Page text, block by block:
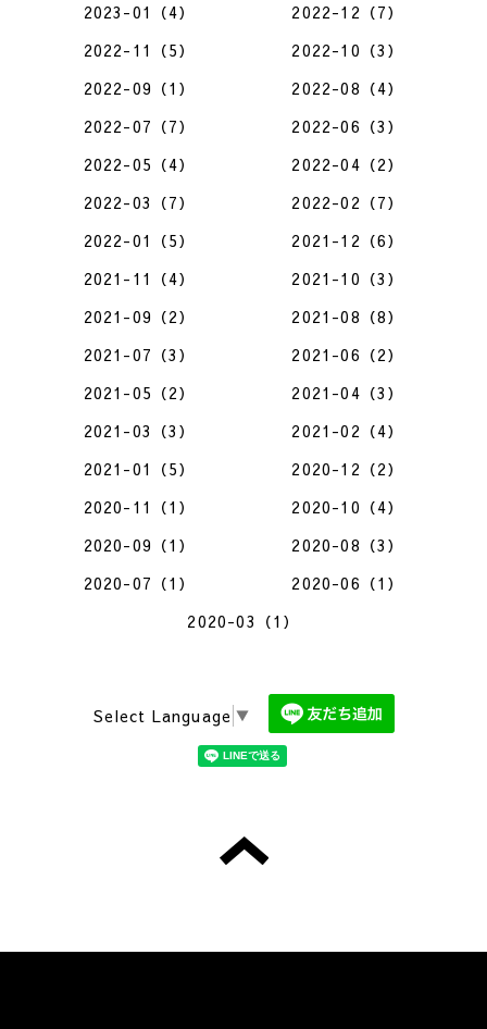
2023-01（4）
2022-12（7）
2022-11（5）
2022-10（3）
2022-09（1）
2022-08（4）
2022-07（7）
2022-06（3）
2022-05（4）
2022-04（2）
2022-03（7）
2022-02（7）
2022-01（5）
2021-12（6）
2021-11（4）
2021-10（3）
2021-09（2）
2021-08（8）
2021-07（3）
2021-06（2）
2021-05（2）
2021-04（3）
2021-03（3）
2021-02（4）
2021-01（5）
2020-12（2）
2020-11（1）
2020-10（4）
2020-09（1）
2020-08（3）
2020-07（1）
2020-06（1）
2020-03（1）
Select Language ▼